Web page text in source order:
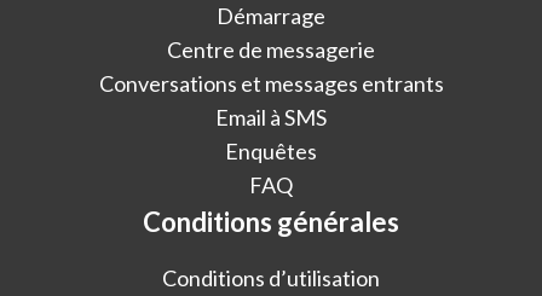
Démarrage
Centre de messagerie
Conversations et messages entrants
Email à SMS
Enquêtes
FAQ
Conditions générales
Conditions d’utilisation